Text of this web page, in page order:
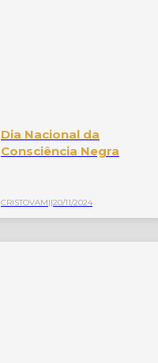
Dia Nacional da
Consciência Negra
CRISTOVAM||20/11/2024